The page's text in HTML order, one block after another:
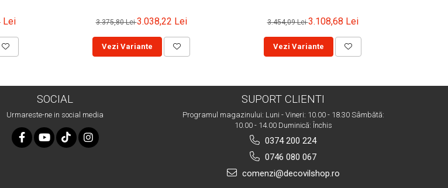
Lei 3.375,80 Lei3.038,22 Lei
Vezi Variante
3.454,09 Lei3.108,68 Lei
Vezi Variante
SOCIAL
Urmareste-ne in social media
SUPORT CLIENTI
Programul magazinului: Luni - Vineri: 10.00 - 18.30 Sâmbătă:
10.00 - 14.00 Duminică: Închis
0374 200 224
0746 080 067
comenzi@decovilshop.ro